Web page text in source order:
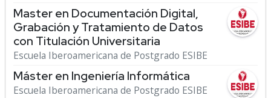
Master en Documentación Digital,
Grabación y Tratamiento de Datos
con Titulación Universitaria
Escuela Iberoamericana de Postgrado ESIBE
Máster en Ingeniería Informática
Escuela Iberoamericana de Postgrado ESIBE